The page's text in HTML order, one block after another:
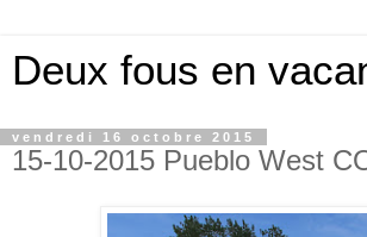
Deux fous en
vendredi 16 octobre 2015
15-10-2015 Pueblo West